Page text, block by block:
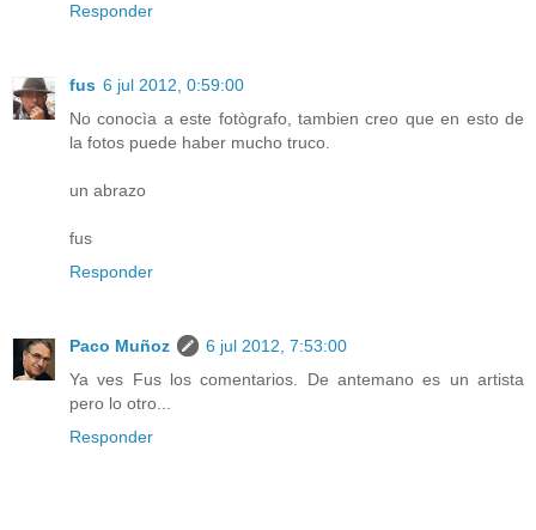
Responder
fus 6 jul 2012, 0:59:00
No conocìa a este fotògrafo, tambien creo que en esto de
la fotos puede haber mucho truco.
un abrazo
fus
Responder
Paco Muñoz
6 jul 2012, 7:53:00
Ya ves Fus los comentarios. De antemano es un artista
pero lo otro...
Responder